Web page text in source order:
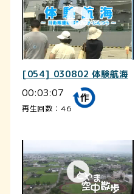
[054] 030802 体験航海
00:03:07
再生回数：46